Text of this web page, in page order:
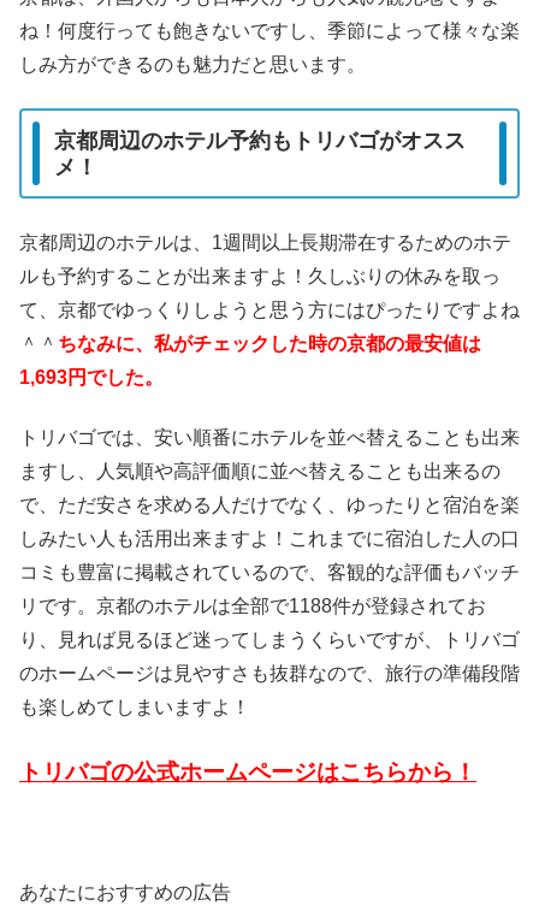
ね！何度行っても飽きないですし、季節によって様々な楽
しみ方ができるのも魅力だと思います。
京都周辺のホテル予約もトリバゴがオスス
メ！
京都周辺のホテルは、1週間以上長期滞在するためのホテ
ルも予約することが出来ますよ！久しぶりの休みを取っ
て、京都でゆっくりしようと思う方にはぴったりですよね
＾＾ ちなみに、私がチェックした時の京都の最安値は
1,693円でした。
トリバゴでは、安い順番にホテルを並べ替えることも出来
ますし、人気順や高評価順に並べ替えることも出来るの
で、ただ安さを求める人だけでなく、ゆったりと宿泊を楽
しみたい人も活用出来ますよ！これまでに宿泊した人の口
コミも豊富に掲載されているので、客観的な評価もバッチ
リです。京都のホテルは全部で1188件が登録されてお
り、見れば見るほど迷ってしまうくらいですが、トリバゴ
のホームページは見やすさも抜群なので、旅行の準備段階
も楽しめてしまいますよ！
トリバゴの公式ホームページはこちらから！
あなたにおすすめの広告